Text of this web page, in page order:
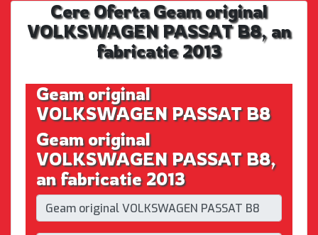
Cere Oferta Geam original
VOLKSWAGEN PASSAT B8, an
fabricatie 2013
Geam original
VOLKSWAGEN PASSAT B8
Geam original
VOLKSWAGEN PASSAT B8,
an fabricatie 2013